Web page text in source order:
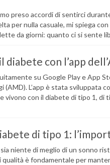
preso accordi di sentirci
per nulla casuale, mi spiega
da giorni: quanto ci si sente
diabete con l’app
su Google Play e App
(AMD). L’app è stata
vivono con il diabete di tipo 1,
di tipo 1:
sia niente di meglio di un sonno
qualità è fondamentale per